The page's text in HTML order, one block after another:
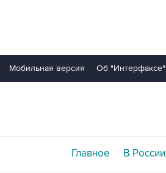
Мобильная версия Об "Интерфаксе"
Главное В России